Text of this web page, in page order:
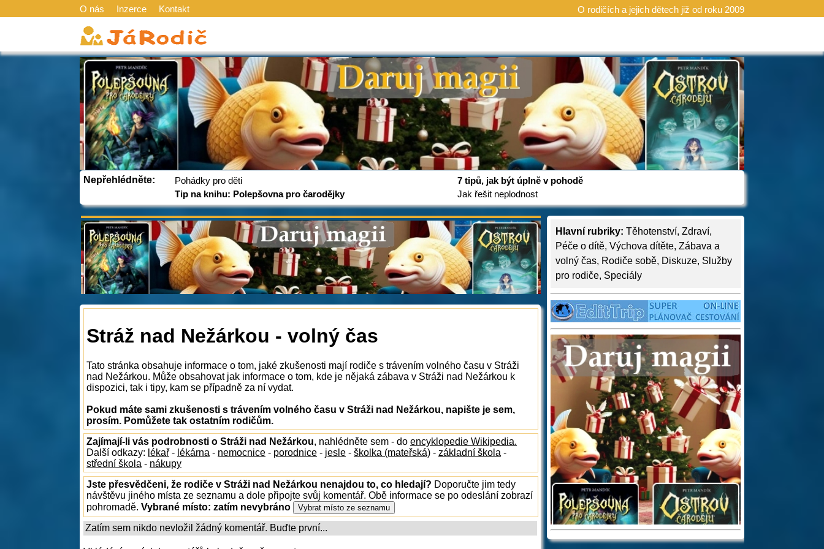
O nás Inzerce Kontakt O rodičích a jejich dětech již od roku 2009
Nepřehlédněte:
Pohádky pro děti
Tip na knihu: Polepšovna pro čarodějky
7 tipů, jak být úplně v pohodě
Jak řešit neplodnost
Hlavní rubriky: Těhotenství, Zdraví,
Péče o dítě, Výchova dítěte, Zábava a
volný čas, Rodiče sobě, Diskuze, Služby
pro rodiče, Speciály
Stráž nad Nežárkou - volný čas
Tato stránka obsahuje informace o tom, jaké zkušenosti mají rodiče s trávením volného času v Stráži
nad Nežárkou. Může obsahovat jak informace o tom, kde je nějaká zábava v Stráži nad Nežárkou k
dispozici, tak i tipy, kam se případně za ní vydat.
Pokud máte sami zkušenosti s trávením volného času v Stráži nad Nežárkou, napište je sem,
prosím. Pomůžete tak ostatním rodičům.
Zajímají-li vás podrobnosti o Stráži nad Nežárkou, nahlédněte sem - do encyklopedie Wikipedia.
Další odkazy: lékař - lékárna - nemocnice - porodnice - jesle - školka (mateřská) - základní škola -
střední škola - nákupy
Jste přesvědčeni, že rodiče v Stráži nad Nežárkou nenajdou to, co hledají? Doporučte jim tedy
návštěvu jiného místa ze seznamu a dole připojte svůj komentář. Obě informace se po odeslání zobrazí
pohromadě. Vybrané místo: zatím nevybráno
Zatím sem nikdo nevložil žádný komentář. Buďte první...